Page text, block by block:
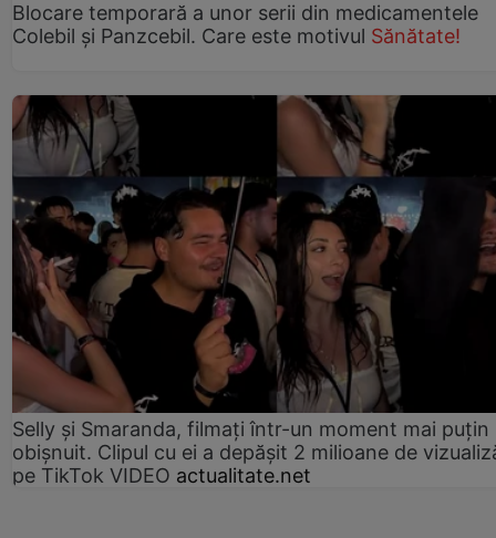
Blocare temporară a unor serii din medicamentele
Colebil și Panzcebil. Care este motivul Sănătate!
Selly și Smaranda, filmați într-un moment mai puțin
obișnuit. Clipul cu ei a depășit 2 milioane de
pe TikTok VIDEO actualitate.net